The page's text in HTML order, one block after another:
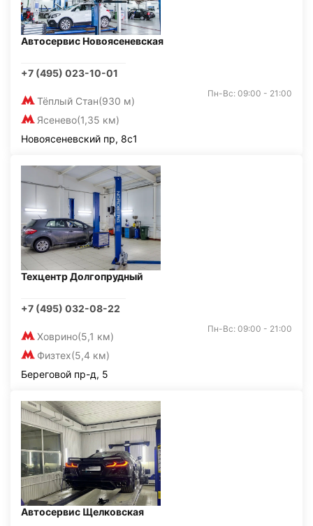
Автосервис Новоясеневская
+7 (495) 023-10-01
Тёплый Стан(930 м)
Ясенево(1,35 км)
Пн-Вс: 09:00 - 21:00
Новоясеневский пр, 8с1
Техцентр Долгопрудный
+7 (495) 032-08-22
Ховрино(5,1 км)
Физтех(5,4 км)
Пн-Вс: 09:00 - 21:00
Береговой пр-д, 5
Автосервис Щелковская